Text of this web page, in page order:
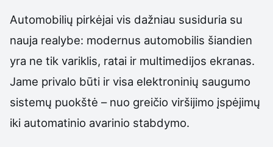
Automobilių pirkėjai vis dažniau susiduria su
nauja realybe: modernus automobilis šiandien
yra ne tik variklis, ratai ir multimedijos ekranas.
Jame privalo būti ir visa elektroninių saugumo
sistemų puokštė – nuo greičio viršijimo įspėjimų
iki automatinio avarinio stabdymo.